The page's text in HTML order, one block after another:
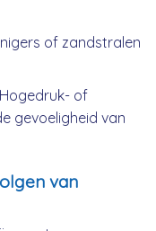
of zandstralen
of
gevoeligheid van
van